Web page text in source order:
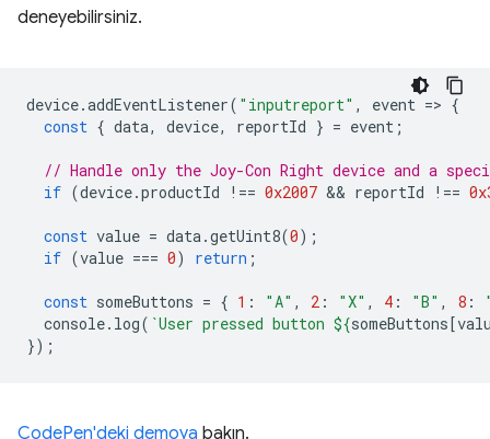
deneyebilirsiniz.
device.addEventListener( "inputreport" , event => {
const { data, device, reportId } = event ;
// Handle only the Joy-Con Right device and a
if (device.productId !== 0x2007 && reportId !==
const value = data.getUint8(0);
if (value === 0) return ;
const someButtons = { 1 : "A" , 2 : "X" , 4 : "B" , 8 :
console. log( `User pressed button ${someButtons[
});
CodePen'deki demoya bakın.